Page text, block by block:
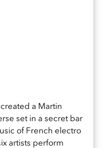
a Martin
set in a secret bar
of French electro
artists perform